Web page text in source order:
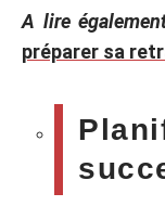
A lire
préparer sa